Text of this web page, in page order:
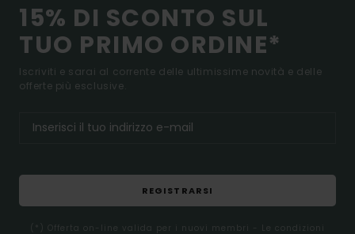
15% DI SCONTO SUL
TUO PRIMO ORDINE*
Iscriviti e sarai al corrente delle ultimissime novità e delle
offerte più esclusive.
REGISTRARSI
(*) Offerta on-line valida per i nuovi membri - Le condizioni